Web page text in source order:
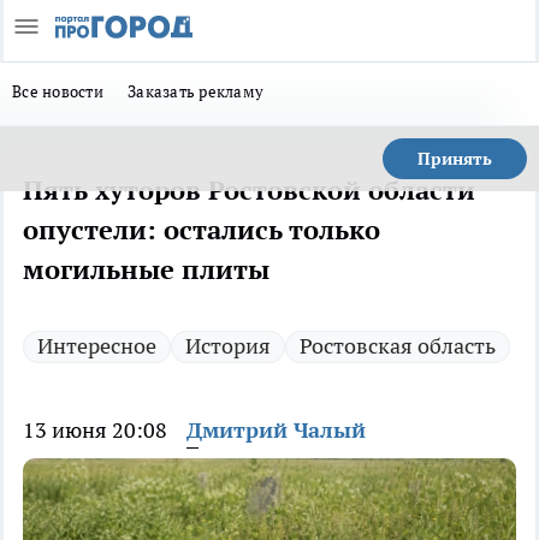
Все новости Заказать рекламу
Принять
Пять хуторов Ростовской области
опустели: остались только
могильные плиты
Интересное История Ростовская область
13 июня 20:08 Дмитрий Чалый